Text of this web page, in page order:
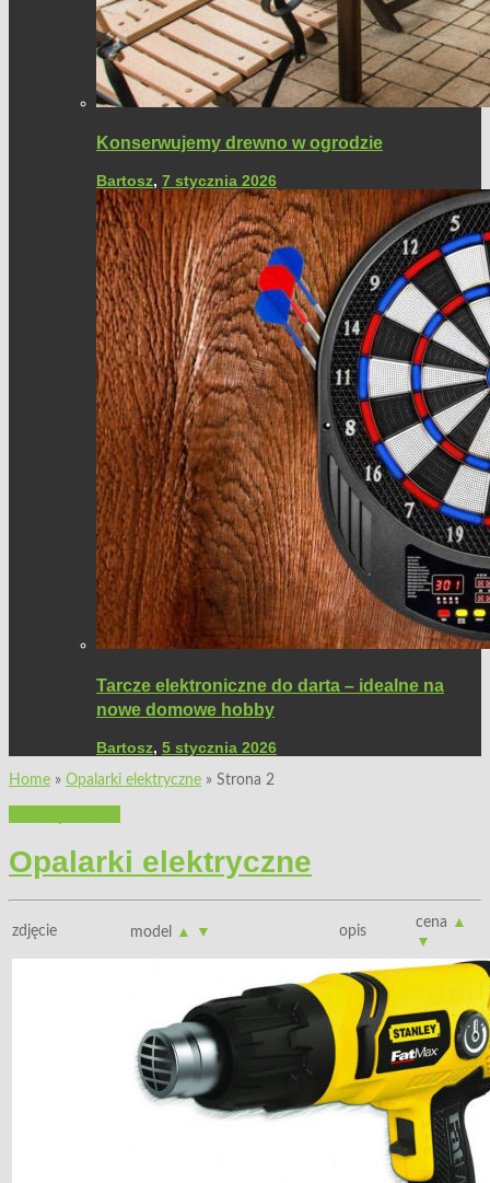
Konserwujemy drewno w ogrodzie
Bartosz, 7 stycznia 2026
Tarcze elektroniczne do darta – idealne na
nowe domowe hobby
Bartosz, 5 stycznia 2026
Home » Opalarki elektryczne » Strona 2
Opalarki elektryczne
zdjęcie model ▲ ▼ opis
cena ▲
▼